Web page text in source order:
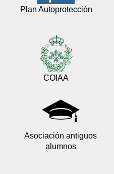
Plan Autoprotección
COIAA
Asociación antiguos
alumnos